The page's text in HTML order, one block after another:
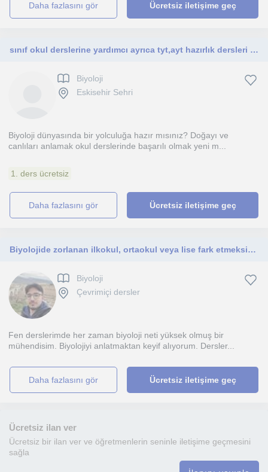
daha fazlasını gör Ücretsiz iletişime geç
sınıf okul derslerine yardımcı ayrıca tyt,ayt hazırlık dersleri veriyorum
Biyoloji
Eskisehir Sehri
Biyoloji dünyasında bir yolculuğa hazır mısınız? Doğayı ve
canlıları anlamak okul derslerinde başarılı olmak yeni m...
1. ders ücretsiz
daha fazlasını gör Ücretsiz iletişime geç
Biyolojide zorlanan ilkokul, ortaokul veya lise fark etmeksizin herkesin yanındayım. Gelin bu sorunu beraber aşalım
Biyoloji
Çevrimiçi dersler
Fen derslerimde her zaman biyoloji neti yüksek olmuş bir
mühendisim. Biyolojiyi anlatmaktan keyif alıyorum. Dersler...
daha fazlasını gör Ücretsiz iletişime geç
Ücretsiz ilan ver
Ücretsiz bir ilan ver ve öğretmenlerin seninle iletişime geçmesini
sağla